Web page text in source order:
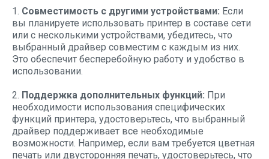
1. Совместимость с другими устройствами: Если
вы планируете использовать принтер в составе сети
или с несколькими устройствами, убедитесь, что
выбранный драйвер совместим с каждым из них.
Это обеспечит бесперебойную работу и удобство в
использовании.
2. Поддержка дополнительных функций: При
необходимости использования специфических
функций принтера, удостоверьтесь, что выбранный
драйвер поддерживает все необходимые
возможности. Например, если вам требуется цветная
печать или двусторонняя печать, удостоверьтесь, что